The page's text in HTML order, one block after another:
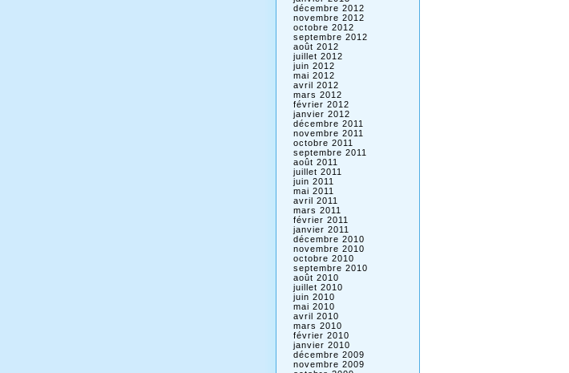
décembre 2012
novembre 2012
octobre 2012
septembre 2012
août 2012
juillet 2012
juin 2012
mai 2012
avril 2012
mars 2012
février 2012
janvier 2012
décembre 2011
novembre 2011
octobre 2011
septembre 2011
août 2011
juillet 2011
juin 2011
mai 2011
avril 2011
mars 2011
février 2011
janvier 2011
décembre 2010
novembre 2010
octobre 2010
septembre 2010
août 2010
juillet 2010
juin 2010
mai 2010
avril 2010
mars 2010
février 2010
janvier 2010
décembre 2009
novembre 2009